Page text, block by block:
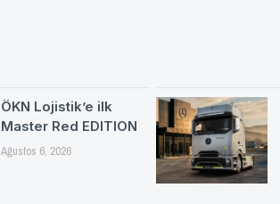
ÖKN Lojistik’e ilk
Master Red EDITION
Ağustos 6, 2026